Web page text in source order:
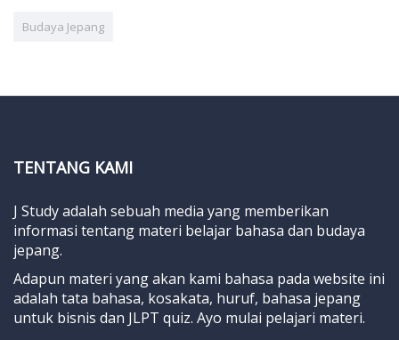
Budaya Jepang
TENTANG KAMI
J Study adalah sebuah media yang memberikan
informasi tentang materi belajar bahasa dan budaya
jepang.
Adapun materi yang akan kami bahasa pada website ini
adalah tata bahasa, kosakata, huruf, bahasa jepang
untuk bisnis dan JLPT quiz. Ayo mulai pelajari materi.